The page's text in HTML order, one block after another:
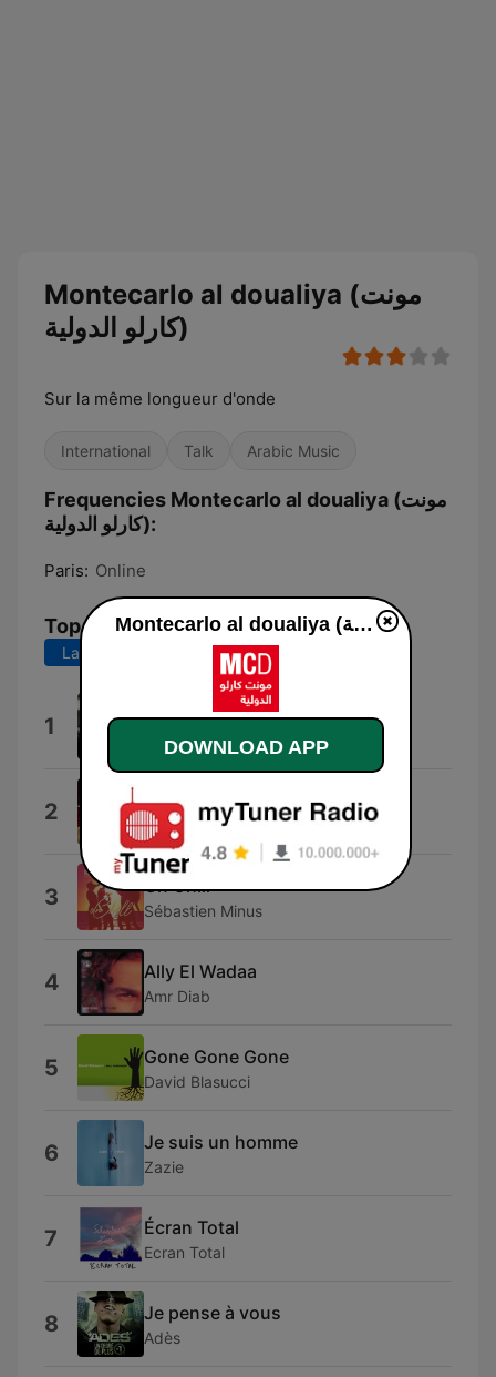
Montecarlo al doualiya (مونت
كارلو الدولية)
Sur la même longueur d'onde
International Talk Arabic Music
Frequencies Montecarlo al doualiya (مونت
كارلو الدولية):
Paris: Online
Top Songs
Last 7 days Last 30 days
1 Mawhoum
Joseph Attieh
2 Tadow (feat. FKJ)
Masego
3 On Chill
Sébastien Minus
4 Ally El Wadaa
Amr Diab
5 Gone Gone Gone
David Blasucci
6 Je suis un homme
Zazie
7 Écran Total
Ecran Total
8 Je pense à vous
Adès
Montecarlo al doualiya (مونت كارلو الدولية) live
DOWNLOAD APP